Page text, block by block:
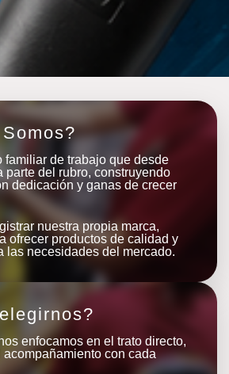
familiar de trabajo que desde
parte del rubro, construyendo
dedicación y ganas de crecer
nuestra propia marca,
ofrecer productos de calidad y
las necesidades del mercado.
enfocamos en el trato directo,
acompañamiento con cada